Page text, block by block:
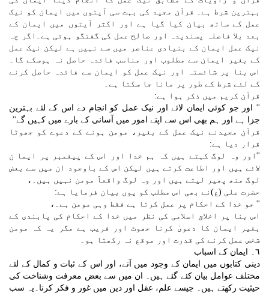
بہترین شرط ہے۔ قرآن مجید کی بہت سی آیتوں میں ایمان کو نیک
عمل کے ساتھ بیان کیا گیا ہے اور اکثر آیتوں میں ایمان کے
بعد بلا فاصلہ پسندیدہ اور صالح عمل کی گفتگو ہوئی ہے۔اگر چہ
نیک عمل ایمان کے بنیادی عناصر میں سے نہیں ہے لیکن نیک عمل
کے بغیر ایمان سے مطلوب اور مناسب فائدہ حاصل نہ ہوسکے گا۔
اس بنا پر شائستہ اور نیک عمل کو ایمان سے فائدہ حاصل کرنے
کے لئے شرط کے طور پر مانا جا سکتا ہے۔
قرآن کریم میں ذکر ہوا ہے:
'' اور جو کوئی ایمان لائے اور نیک عمل کو انجام دے اس کے لئے بہترین
جزا ہے اور ہم بھی اس سے اپنے امور میں آسانی کے بارے میں کہیں گے''
قرآن مجیدنے نیک عمل کے بغیر، مومن ہونے کے دعوے کو جھوٹا
قرار دیا ہے:
''اور وہ لوگ کہتے ہیں کہ ہم خدا اور اس کے پیغمبر پر ایما ن
لائے ہیں اور اطاعت کرتے ہیں لیکن اس کے باوجود ان میں سے بعض
لوگ منھ پھیر لیتے ہیں اور وہ لوگ واقعاً مومن نہیں ہیں۔،
حضرت علی (ع)نے بھی اس مطلب کو یوں بیان فرمایا ہے:
'' جو خدا کے احکام پر عمل کرتا ہے فقط وہی مومن ہے۔،
اس بنا پر اخلاق اسلامی کی نظر میں خدا کے احکام کی پابندی کے
بغیر ایمان کا دعویٰ کرنا جھوٹ اور فریب ہے مگر یہ کہ مومن
شخص عمل کرنے کی قدرت اور موقع نہ رکھتا ہو۔
٦۔ ایمان کے اسباب
دینی کتابوں میں ایمان کے وجود میں آنے، اور اس کے ثبات و کمال کے لئے
مختلف عوامل بیان کئے گئے ہیں۔ ان میں سے بعض معرفت وشناخت کی
حیثیت رکھتے ہیں۔ جیسے علم، عقل اور دین میں غور و فکر کرنا۔یہ سب